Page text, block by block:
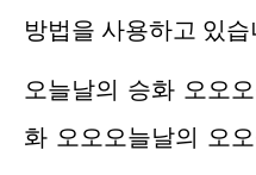
방법을 사용하고 있습
오늘날의 승화 오오
화 오오오늘날의 오